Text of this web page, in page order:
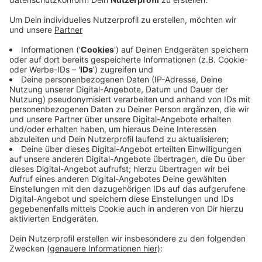
Anzeige
Um die Elternzeit künftig besser planen zu können
veranstaltet nun die Stadt eine Infoveranstaltung zum
Thema : ElterngeldPlus. Die Veranstaltung findet am
Donnerstag von 18:00 bis 20:00 Uhr im Rathaus statt.
Die Stadt klärt über verschiedene
Bezugsmöglichkeiten, sowie eine gezielte Nutzung
des Elterngeldes auf.
Interessierte können sich noch per E-mail anmelden:
anna.schwiertz@stadt.leverkusen.de
Anzeige